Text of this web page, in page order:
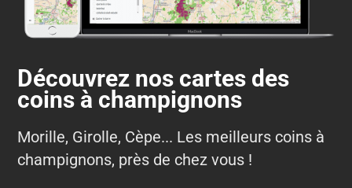
Découvrez nos cartes des
coins à champignons
Morille, Girolle, Cèpe... Les meilleurs coins à
champignons, près de chez vous !